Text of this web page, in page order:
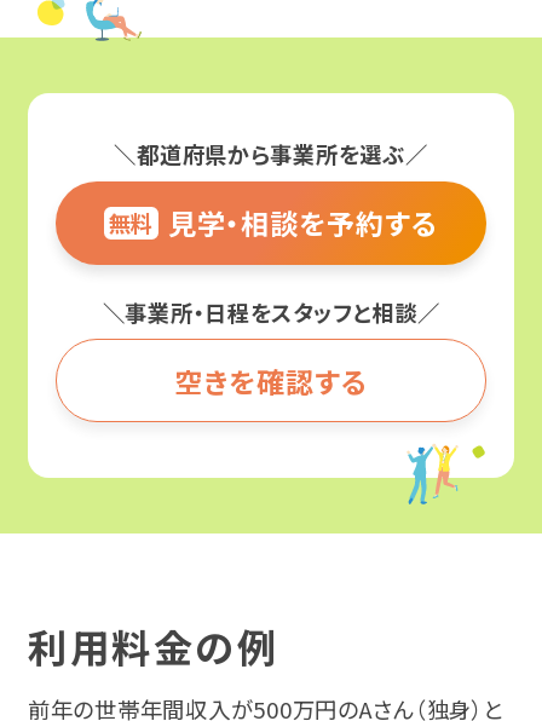
アルコール依存症
摂食障害
適応障害（適応反応症）
高次脳機能障害
パーソナリティ障害（パーソナリティー症）
東海
静岡
岐阜
大阪
兵庫
就職相談会
オンラインセミナー
ピアトーク
エリアからイベントを探す
東海
＼都道府県から事業所を選ぶ／
無料 見学・相談を予約する
＼事業所・日程をスタッフと相談／
空きを確認する
利用料金の例
前年の世帯年間収入が500万円のAさん（独身）と